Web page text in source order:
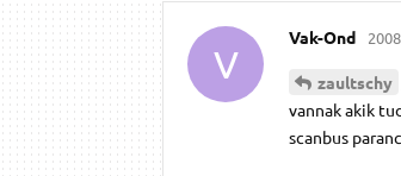
V
Vak-Ond
zaultschy
vannak akik
scanbus